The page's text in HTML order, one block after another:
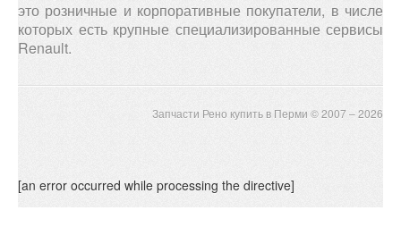
это розничные и корпоративные покупатели, в числе
которых есть крупные специализированные сервисы
Renault.
Запчасти Рено купить в Перми © 2007 – 2026
[an error occurred while processing the directive]